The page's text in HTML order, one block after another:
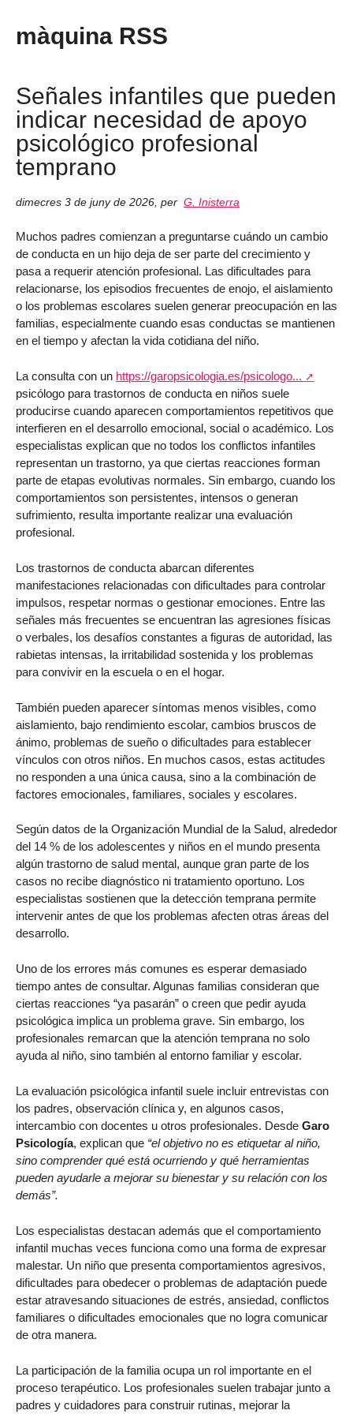
màquina RSS
Señales infantiles que pueden
indicar necesidad de apoyo
psicológico profesional
temprano
dimecres 3 de juny de 2026 per G. Inisterra
Muchos padres comienzan a preguntarse cuándo un cambio
de conducta en un hijo deja de ser parte del crecimiento y
pasa a requerir atención profesional. Las dificultades para
relacionarse, los episodios frecuentes de enojo, el aislamiento
o los problemas escolares suelen generar preocupación en las
familias, especialmente cuando esas conductas se mantienen
en el tiempo y afectan la vida cotidiana del niño.
La consulta con un https://garopsicologia.es/psicologo...
psicólogo para trastornos de conducta en niños suele
producirse cuando aparecen comportamientos repetitivos que
interfieren en el desarrollo emocional, social o académico. Los
especialistas explican que no todos los conflictos infantiles
representan un trastorno, ya que ciertas reacciones forman
parte de etapas evolutivas normales. Sin embargo, cuando los
comportamientos son persistentes, intensos o generan
sufrimiento, resulta importante realizar una evaluación
profesional.
Los trastornos de conducta abarcan diferentes
manifestaciones relacionadas con dificultades para controlar
impulsos, respetar normas o gestionar emociones. Entre las
señales más frecuentes se encuentran las agresiones físicas
o verbales, los desafíos constantes a figuras de autoridad, las
rabietas intensas, la irritabilidad sostenida y los problemas
para convivir en la escuela o en el hogar.
También pueden aparecer síntomas menos visibles, como
aislamiento, bajo rendimiento escolar, cambios bruscos de
ánimo, problemas de sueño o dificultades para establecer
vínculos con otros niños. En muchos casos, estas actitudes
no responden a una única causa, sino a la combinación de
factores emocionales, familiares, sociales y escolares.
Según datos de la Organización Mundial de la Salud, alrededor
del 14 % de los adolescentes y niños en el mundo presenta
algún trastorno de salud mental, aunque gran parte de los
casos no recibe diagnóstico ni tratamiento oportuno. Los
especialistas sostienen que la detección temprana permite
intervenir antes de que los problemas afecten otras áreas del
desarrollo.
Uno de los errores más comunes es esperar demasiado
tiempo antes de consultar. Algunas familias consideran que
ciertas reacciones “ya pasarán” o creen que pedir ayuda
psicológica implica un problema grave. Sin embargo, los
profesionales remarcan que la atención temprana no solo
ayuda al niño, sino también al entorno familiar y escolar.
La evaluación psicológica infantil suele incluir entrevistas con
los padres, observación clínica y, en algunos casos,
intercambio con docentes u otros profesionales. Desde Garo
Psicología, explican que “el objetivo no es etiquetar al niño,
sino comprender qué está ocurriendo y qué herramientas
pueden ayudarle a mejorar su bienestar y su relación con los
demás”.
Los especialistas destacan además que el comportamiento
infantil muchas veces funciona como una forma de expresar
malestar. Un niño que presenta comportamientos agresivos,
dificultades para obedecer o problemas de adaptación puede
estar atravesando situaciones de estrés, ansiedad, conflictos
familiares o dificultades emocionales que no logra comunicar
de otra manera.
La participación de la familia ocupa un rol importante en el
proceso terapéutico. Los profesionales suelen trabajar junto a
padres y cuidadores para construir rutinas, mejorar la